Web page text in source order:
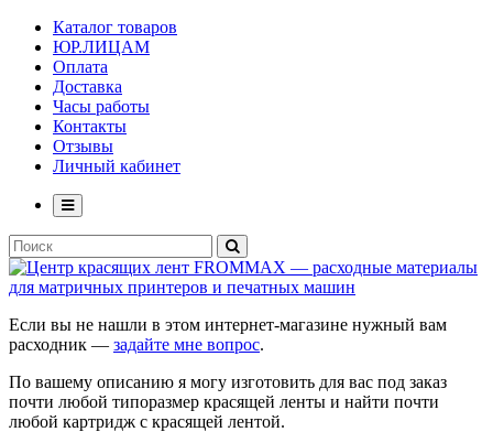
Каталог товаров
ЮР.ЛИЦАМ
Оплата
Доставка
Часы работы
Контакты
Отзывы
Личный кабинет
Если вы не нашли в этом интернет-магазине нужный вам
расходник — задайте мне вопрос.
По вашему описанию я могу изготовить для вас под заказ
почти любой типоразмер красящей ленты и найти почти
любой картридж с красящей лентой.